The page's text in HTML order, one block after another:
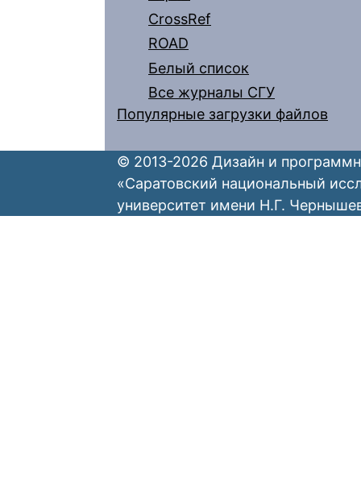
CrossRef
ROAD
Белый список
Все журналы СГУ
Популярные загрузки файлов
© 2013-2026 Дизайн и
«Саратовский национальный
университет имени Н.Г.